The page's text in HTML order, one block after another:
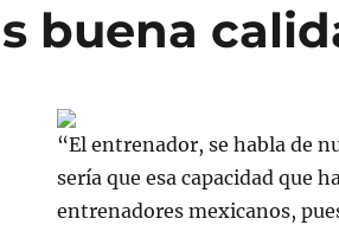
buena
“El entrenador, se habla de
sería que esa capacidad que
entrenadores mexicanos,